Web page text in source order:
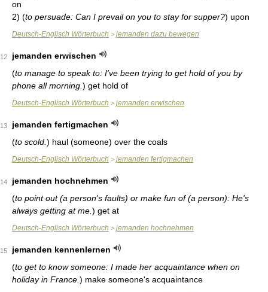
on
2) (to persuade: Can I prevail on you to stay for supper?) upon
Deutsch-Englisch Wörterbuch > jemanden dazu bewegen
12
jemanden erwischen
(to manage to speak to: I've been trying to get hold of you by
phone all morning. ) get hold of
Deutsch-Englisch Wörterbuch > jemanden erwischen
13
jemanden fertigmachen
(to scold. ) haul (someone) over the coals
Deutsch-Englisch Wörterbuch > jemanden fertigmachen
14
jemanden hochnehmen
(to point out (a person's faults) or make fun of (a person): He's
always getting at me. ) get at
Deutsch-Englisch Wörterbuch > jemanden hochnehmen
15
jemanden kennenlernen
(to get to know someone: I made her acquaintance when on
holiday in France. ) make someone's acquaintance